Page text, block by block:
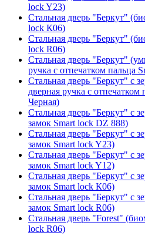
lock Y23)
Стальная дверь "Беркут"
lock К06)
Стальная дверь "Беркут"
lock R06)
Стальная дверь "Беркут"
ручка с отпечатком пальца
Стальная дверь "Беркут" с
дверная ручка с
Черная)
Стальная дверь "Беркут" с
замок Smart lock DZ 888)
Стальная дверь "Беркут" с
замок Smart lock Y23)
Стальная дверь "Беркут" с
замок Smart lock Y12)
Стальная дверь "Беркут" с
замок Smart lock К06)
Стальная дверь "Беркут" с
замок Smart lock R06)
Стальная дверь "Forest"
lock R06)